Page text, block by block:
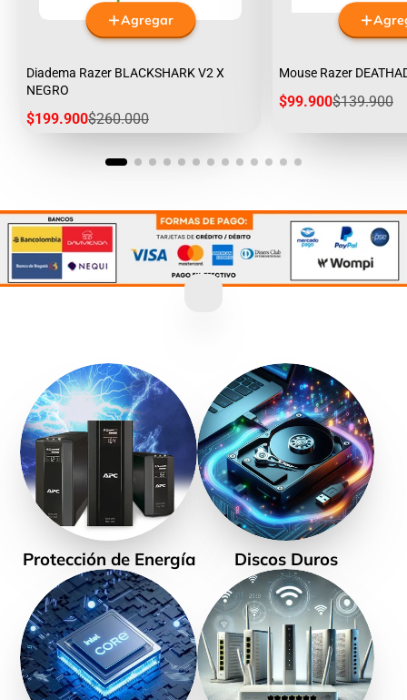
Agregar
Diadema Razer BLACKSHARK V2 X
NEGRO
Precio
$199.900Precio
regular
$260.000
Mouse Razer
Precio
$99.900Precio
$139.900
Protección de Energía Discos Duros